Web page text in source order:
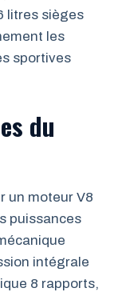
litres sièges
les
sportives
du
un moteur V8
puissances
intégrale
8 rapports,